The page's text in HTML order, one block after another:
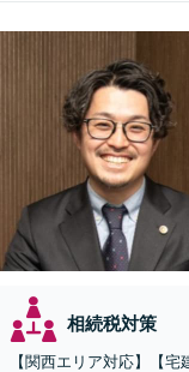
相続税対策
【関西エリア対応】【